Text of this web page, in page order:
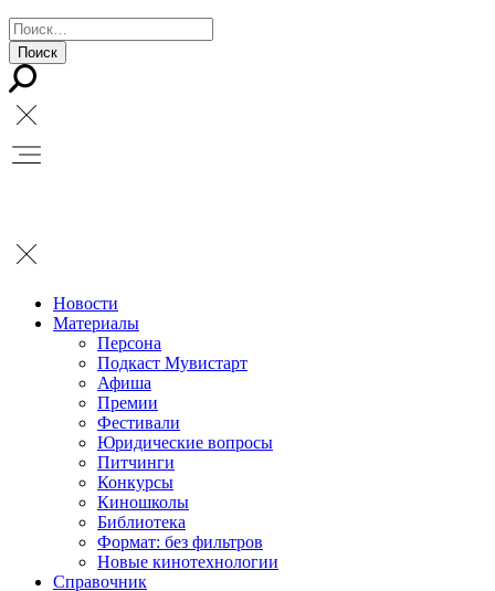
Новости
Материалы
Персона
Подкаст Мувистарт
Афиша
Премии
Фестивали
Юридические вопросы
Питчинги
Конкурсы
Киношколы
Библиотека
Формат: без фильтров
Новые кинотехнологии
Справочник